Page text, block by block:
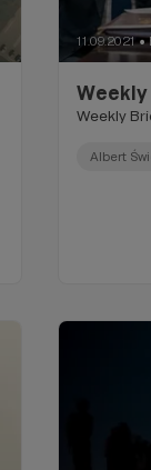
11.09.2021 ●
Weekly
Albert